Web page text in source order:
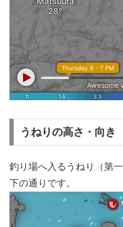
うねりの高さ・向き
釣り場へ入るうねり（第
下の通りです。